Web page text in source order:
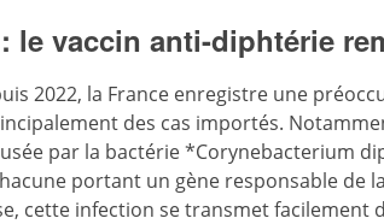
le vaccin anti-diphtérie
2022, la France enregistre une
des cas importés.
par la bactérie *Corynebacterium
portant un gène responsable de
cette infection se transmet facilement